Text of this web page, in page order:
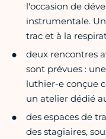
l'occasion de
instrumentale.
trac et à la
deux rencontres
sont prévues :
luthier-e conçue
un atelier dédié
des espaces de
des stagiaires,